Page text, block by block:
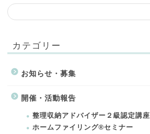
カテゴリー
お知らせ・募集
開催・活動報告
整理収納アドバイザー２級認定講座
ホームファイリング®セミナー